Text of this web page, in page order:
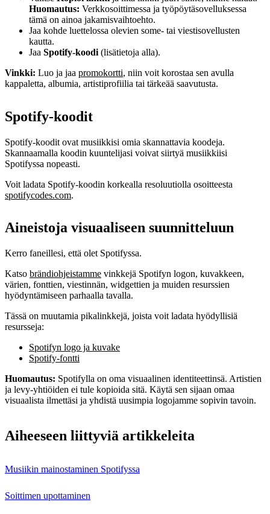
Huomautus: Verkkosoittimessa ja työpöytäsovelluksessa
tämä on ainoa jakamisvaihtoehto.
Jaa kohde luettelossa olevien some- tai viestisovellusten
kautta.
Jaa Spotify-koodi (lisätietoja alla).
Vinkki: Luo ja jaa promokortti, niin voit korostaa sen avulla
kappaletta, albumia, artistiprofiilia tai tärkeää saavutusta.
Spotify-koodit
Spotify-koodit ovat musiikkisi omia skannattavia koodeja.
Skannaamalla koodin kuuntelijasi voivat siirtyä musiikkiisi
Spotifyssa nopeasti.
Voit ladata Spotify-koodin korkealla resoluutiolla osoitteesta
spotifycodes.com.
Aineistoja visuaaliseen suunnitteluun
Kerro faneillesi, että olet Spotifyssa.
Katso brändiohjeistamme vinkkejä Spotifyn logon, kuvakkeen,
värien, fonttien, viestinnän, widgettien ja muiden resurssien
hyödyntämiseen parhaalla tavalla.
Tässä on muutamia pikalinkkejä, joista voit ladata hyödyllisiä
resursseja:
Spotifyn logo ja kuvake
Spotify-fontti
Huomautus: Spotifylla on oma visuaalinen identiteettinsä. Artistien
ja levy-yhtiöiden ei tule kopioida sitä. Käytä sen sijaan omaa
visuaalista ilmettäsi ja yhdistä uusimpia logojamme sopivin tavoin.
Aiheeseen liittyviä artikkeleita
Musiikin mainostaminen Spotifyssa
Soittimen upottaminen